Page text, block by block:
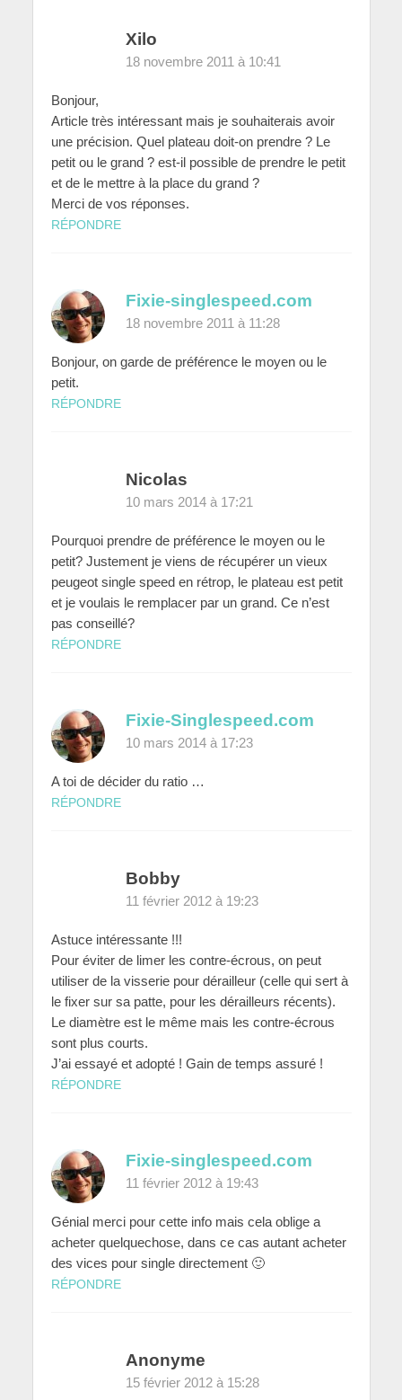
Xilo
18 novembre 2011 à 10:41
Bonjour,
Article très intéressant mais je souhaiterais avoir
une précision. Quel plateau doit-on prendre ? Le
petit ou le grand ? est-il possible de prendre le petit
et de le mettre à la place du grand ?
Merci de vos réponses.
RÉPONDRE
Fixie-singlespeed.com
18 novembre 2011 à 11:28
Bonjour, on garde de préférence le moyen ou le
petit.
RÉPONDRE
Nicolas
10 mars 2014 à 17:21
Pourquoi prendre de préférence le moyen ou le
petit? Justement je viens de récupérer un vieux
peugeot single speed en rétrop, le plateau est petit
et je voulais le remplacer par un grand. Ce n’est
pas conseillé?
RÉPONDRE
Fixie-Singlespeed.com
10 mars 2014 à 17:23
A toi de décider du ratio …
RÉPONDRE
Bobby
11 février 2012 à 19:23
Astuce intéressante !!!
Pour éviter de limer les contre-écrous, on peut
utiliser de la visserie pour dérailleur (celle qui sert à
le fixer sur sa patte, pour les dérailleurs récents).
Le diamètre est le même mais les contre-écrous
sont plus courts.
J’ai essayé et adopté ! Gain de temps assuré !
RÉPONDRE
Fixie-singlespeed.com
11 février 2012 à 19:43
Génial merci pour cette info mais cela oblige a
acheter quelquechose, dans ce cas autant acheter
des vices pour single directement 🙂
RÉPONDRE
Anonyme
15 février 2012 à 15:28